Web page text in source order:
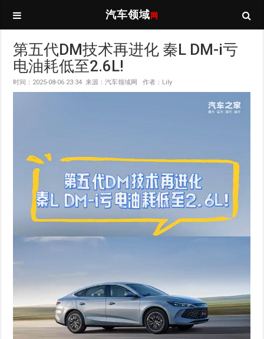
汽车领域 网
第五代DM技术再进化 秦L DM-i亏
电油耗低至2.6L!
时间：2025-08-06 23:34 来源：汽车领域网 作者：Lily